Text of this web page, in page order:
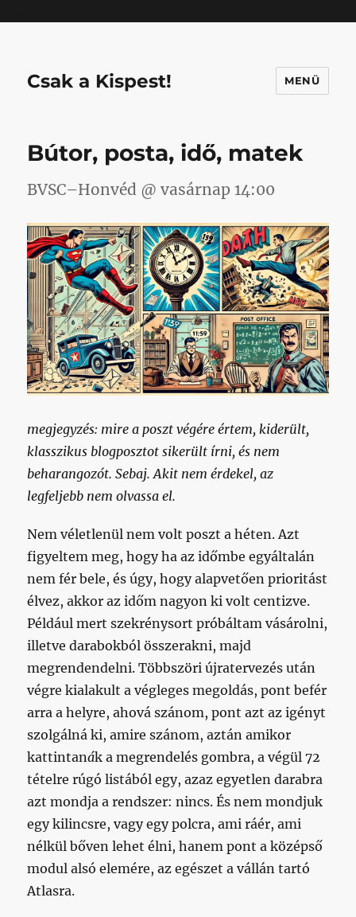
Csak a Kispest! MENÜ
Bútor, posta, idő, matek
BVSC–Honvéd @ vasárnap 14:00
megjegyzés: mire a poszt végére értem, kiderült,
klasszikus blogposztot sikerült írni, és nem
beharangozót. Sebaj. Akit nem érdekel, az
legfeljebb nem olvassa el.
Nem véletlenül nem volt poszt a héten. Azt
figyeltem meg, hogy ha az időmbe egyáltalán
nem fér bele, és úgy, hogy alapvetően prioritást
élvez, akkor az időm nagyon ki volt centizve.
Például mert szekrénysort próbáltam vásárolni,
illetve darabokból összerakni, majd
megrendendelni. Többszöri újratervezés után
végre kialakult a végleges megoldás, pont befér
arra a helyre, ahová szánom, pont azt az igényt
szolgálná ki, amire szánom, aztán amikor
kattintanák a megrendelés gombra, a végül 72
tételre rúgó listából egy, azaz egyetlen darabra
azt mondja a rendszer: nincs. És nem mondjuk
egy kilincsre, vagy egy polcra, ami ráér, ami
nélkül bőven lehet élni, hanem pont a középső
modul alsó elemére, az egészet a vállán tartó
Atlasra.